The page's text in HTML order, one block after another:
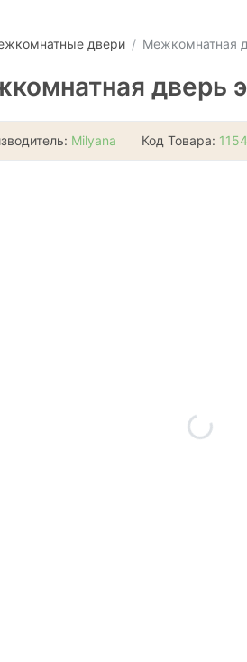
двери Межкомнатная
дверь
Milyana Код Товара: 1154